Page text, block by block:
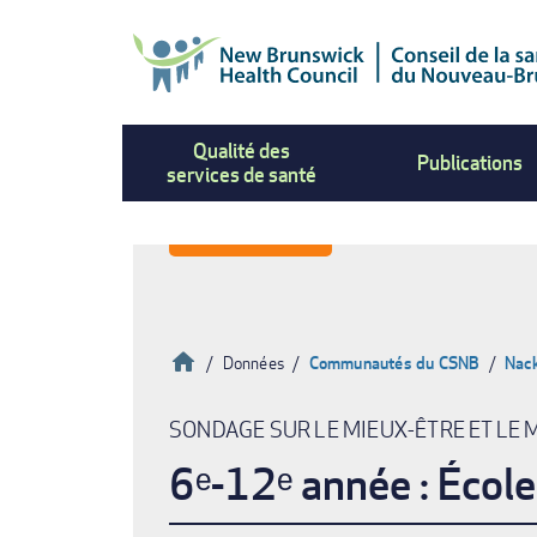
Qualité des
services de santé
Publications
Fil
d'Ariane
Accueil
Données Communautés du CSNB
SONDAGE SUR LE MIEUX-ÊTRE ET LE
6ᵉ-12ᵉ année :